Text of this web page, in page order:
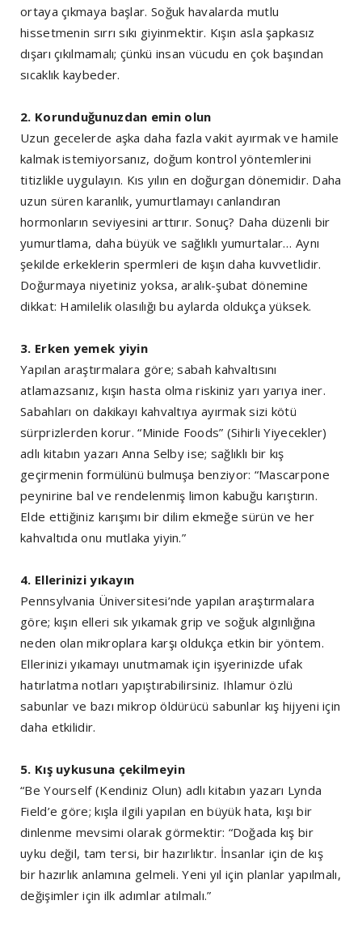
ortaya çıkmaya başlar. Soğuk havalarda mutlu
hissetmenin sırrı sıkı giyinmektir. Kışın asla şapkasız
dışarı çıkılmamalı; çünkü insan vücudu en çok başından
sıcaklık kaybeder.
2. Korunduğunuzdan emin olun
Uzun gecelerde aşka daha fazla vakit ayırmak ve hamile
kalmak istemiyorsanız, doğum kontrol yöntemlerini
titizlikle uygulayın. Kıs yılın en doğurgan dönemidir. Daha
uzun süren karanlık, yumurtlamayı canlandıran
hormonların seviyesini arttırır. Sonuç? Daha düzenli bir
yumurtlama, daha büyük ve sağlıklı yumurtalar… Aynı
şekilde erkeklerin spermleri de kışın daha kuvvetlidir.
Doğurmaya niyetiniz yoksa, aralık-şubat dönemine
dikkat: Hamilelik olasılığı bu aylarda oldukça yüksek.
3. Erken yemek yiyin
Yapılan araştırmalara göre; sabah kahvaltısını
atlamazsanız, kışın hasta olma riskiniz yarı yarıya iner.
Sabahları on dakikayı kahvaltıya ayırmak sizi kötü
sürprizlerden korur. “Minide Foods” (Sihirli Yiyecekler)
adlı kitabın yazarı Anna Selby ise; sağlıklı bir kış
geçirmenin formülünü bulmuşa benziyor: “Mascarpone
peynirine bal ve rendelenmiş limon kabuğu karıştırın.
Elde ettiğiniz karışımı bir dilim ekmeğe sürün ve her
kahvaltıda onu mutlaka yiyin.”
4. Ellerinizi yıkayın
Pennsylvania Üniversitesi’nde yapılan araştırmalara
göre; kışın elleri sık yıkamak grip ve soğuk algınlığına
neden olan mikroplara karşı oldukça etkin bir yöntem.
Ellerinizi yıkamayı unutmamak için işyerinizde ufak
hatırlatma notları yapıştırabilirsiniz. Ihlamur özlü
sabunlar ve bazı mikrop öldürücü sabunlar kış hijyeni için
daha etkilidir.
5. Kış uykusuna çekilmeyin
“Be Yourself (Kendiniz Olun) adlı kitabın yazarı Lynda
Field’e göre; kışla ilgili yapılan en büyük hata, kışı bir
dinlenme mevsimi olarak görmektir: “Doğada kış bir
uyku değil, tam tersi, bir hazırlıktır. İnsanlar için de kış
bir hazırlık anlamına gelmeli. Yeni yıl için planlar yapılmalı,
değişimler için ilk adımlar atılmalı.”